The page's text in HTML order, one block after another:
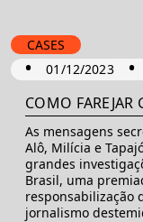
CASES
• 01/12/2023 •
COMO FAREJAR
As mensagens
Alô, Milícia e
grandes
Brasil, uma
responsabilização
jornalismo